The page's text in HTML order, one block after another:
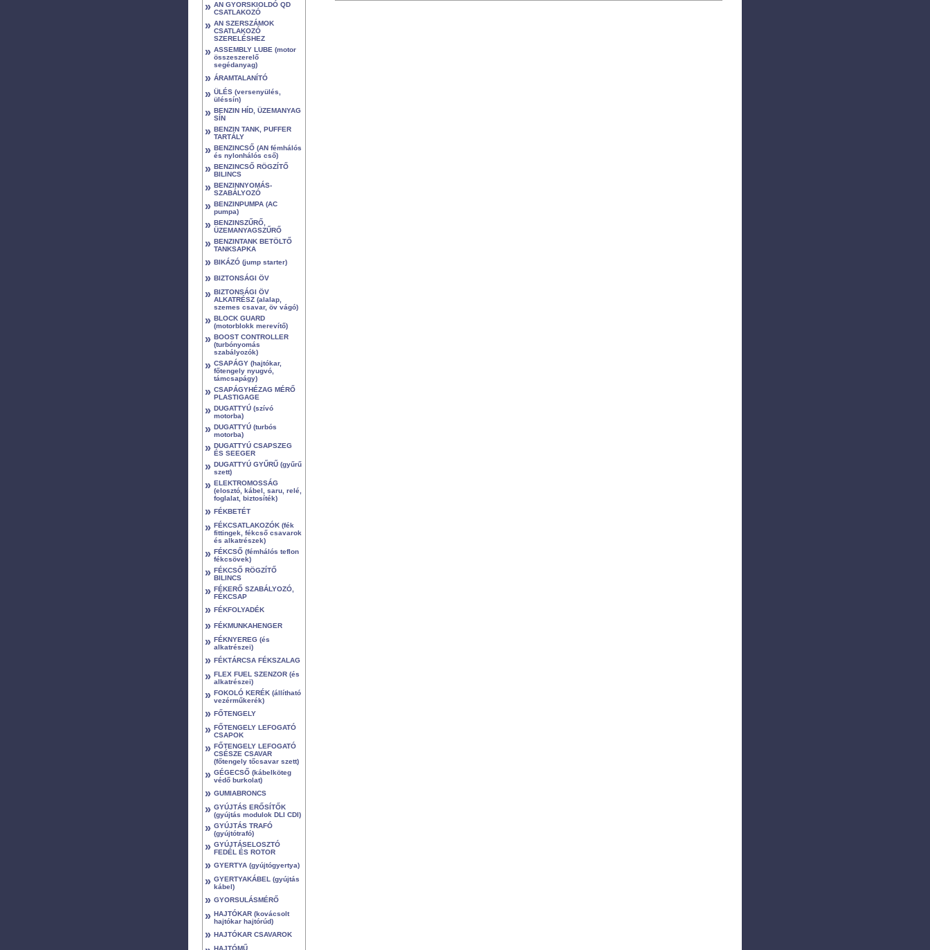
» AN GYORSKIOLDÓ QD
CSATLAKOZÓ
» AN SZERSZÁMOK
CSATLAKOZÓ
SZERELÉSHEZ
» ASSEMBLY LUBE (motor
összeszerelő
segédanyag)
» ÁRAMTALANÍTÓ
» ÜLÉS (versenyülés,
üléssín)
» BENZIN HÍD, ÜZEMANYAG
SÍN
» BENZIN TANK, PUFFER
TARTÁLY
» BENZINCSŐ (AN fémhálós
és nylonhálós cső)
» BENZINCSŐ RÖGZÍTŐ
BILINCS
» BENZINNYOMÁS-
SZABÁLYOZÓ
» BENZINPUMPA (AC
pumpa)
» BENZINSZŰRŐ,
ÜZEMANYAGSZŰRŐ
» BENZINTANK BETÖLTŐ
TANKSAPKA
» BIKÁZÓ (jump starter)
» BIZTONSÁGI ÖV
» BIZTONSÁGI ÖV
ALKATRÉSZ (alalap,
szemes csavar, öv vágó)
» BLOCK GUARD
(motorblokk merevítő)
» BOOST CONTROLLER
(turbónyomás
szabályozók)
» CSAPÁGY (hajtókar,
főtengely nyugvó,
támcsapágy)
» CSAPÁGYHÉZAG MÉRŐ
PLASTIGAGE
» DUGATTYÚ (szívó
motorba)
» DUGATTYÚ (turbós
motorba)
» DUGATTYÚ CSAPSZEG
ÉS SEEGER
» DUGATTYÚ GYŰRŰ (gyűrű
szett)
» ELEKTROMOSSÁG
(elosztó, kábel, saru, relé,
foglalat, biztosíték)
» FÉKBETÉT
» FÉKCSATLAKOZÓK (fék
fittingek, fékcső csavarok
és alkatrészek)
» FÉKCSŐ (fémhálós teflon
fékcsövek)
» FÉKCSŐ RÖGZÍTŐ
BILINCS
» FÉKERŐ SZABÁLYOZÓ,
FÉKCSAP
» FÉKFOLYADÉK
» FÉKMUNKAHENGER
» FÉKNYEREG (és
alkatrészei)
» FÉKTÁRCSA FÉKSZALAG
» FLEX FUEL SZENZOR (és
alkatrészei)
» FOKOLÓ KERÉK (állítható
vezérműkerék)
» FŐTENGELY
» FŐTENGELY LEFOGATÓ
CSAPOK
» FŐTENGELY LEFOGATÓ
CSÉSZE CSAVAR
(főtengely tőcsavar szett)
» GÉGECSŐ (kábelköteg
védő burkolat)
» GUMIABRONCS
» GYÚJTÁS ERŐSÍTŐK
(gyújtás modulok DLI CDI)
» GYÚJTÁS TRAFÓ
(gyújtótrafó)
» GYÚJTÁSELOSZTÓ
FEDÉL ÉS ROTOR
» GYERTYA (gyújtógyertya)
» GYERTYAKÁBEL (gyújtás
kábel)
» GYORSULÁSMÉRŐ
» HAJTÓKAR (kovácsolt
hajtókar hajtórúd)
» HAJTÓKAR CSAVAROK
HAJTÓMŰ